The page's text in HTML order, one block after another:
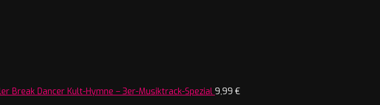
Break Dancer Kult-Hymne – 3er-Musiktrack-Spezial 9,99 €